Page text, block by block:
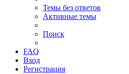
Темы без ответов
Активные темы
Поиск
FAQ
Вход
Регистрация